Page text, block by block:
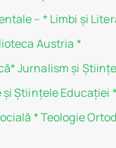
– * Limbi și
Austria *
*Jurnalism şi
şi Ştiinţele Educaţiei *
*Teologie